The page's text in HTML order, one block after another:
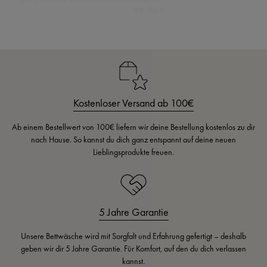
Kostenloser Versand ab 100€
Ab einem Bestellwert von 100€ liefern wir deine Bestellung kostenlos zu dir
nach Hause. So kannst du dich ganz entspannt auf deine neuen
Lieblingsprodukte freuen.
5 Jahre Garantie
Unsere Bettwäsche wird mit Sorgfalt und Erfahrung gefertigt – deshalb
geben wir dir 5 Jahre Garantie. Für Komfort, auf den du dich verlassen
kannst.